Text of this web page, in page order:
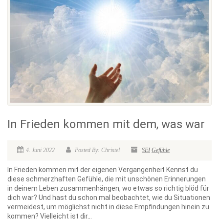
In Frieden kommen mit dem, was war
4. Juni 2022 Posted By: Christel SEI Gefühle
In Frieden kommen mit der eigenen Vergangenheit Kennst du
diese schmerzhaften Gefühle, die mit unschönen Erinnerungen
in deinem Leben zusammenhängen, wo etwas so richtig blöd für
dich war? Und hast du schon mal beobachtet, wie du Situationen
vermeidest, um möglichst nicht in diese Empfindungen hinein zu
kommen? Vielleicht ist dir...